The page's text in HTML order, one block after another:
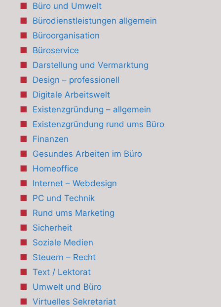
Büro und Umwelt
Bürodienstleistungen allgemein
Büroorganisation
Büroservice
Darstellung und Vermarktung
Design – professionell
Digitale Arbeitswelt
Existenzgründung – allgemein
Existenzgründung rund ums Büro
Finanzen
Gesundes Arbeiten im Büro
Homeoffice
Internet – Webdesign
PC und Technik
Rund ums Marketing
Sicherheit
Soziale Medien
Steuern – Recht
Text / Lektorat
Umwelt und Büro
Virtuelles Sekretariat